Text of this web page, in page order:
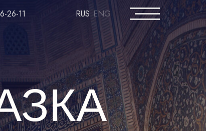
26-11 RUS ENG
26-11 RUS ENG